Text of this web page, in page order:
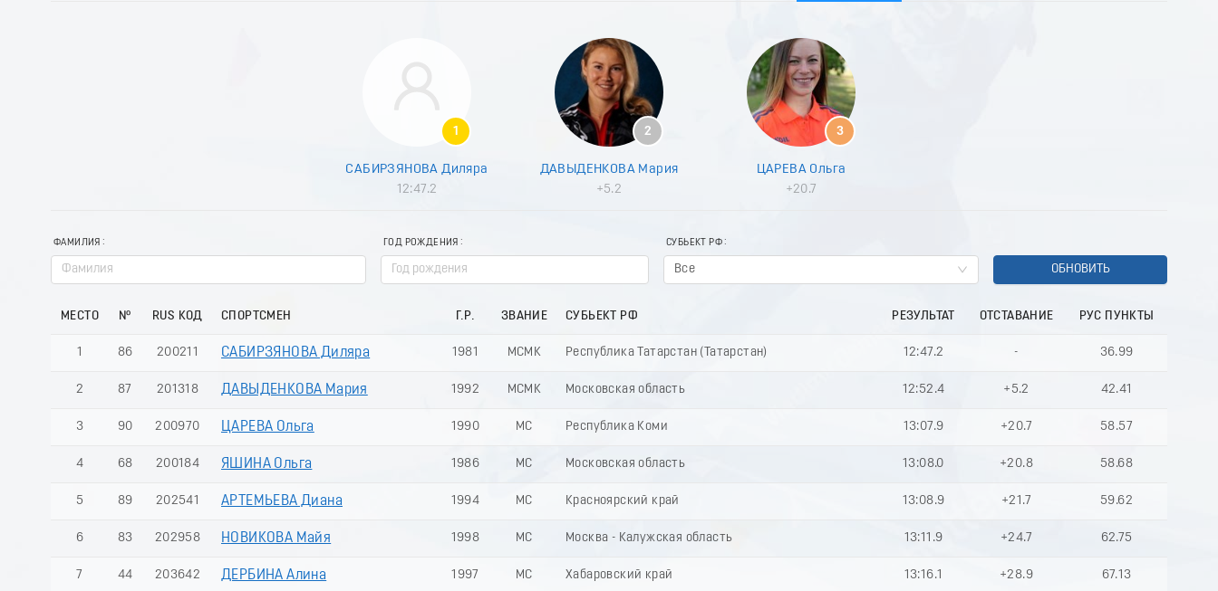
9
1
1
САБИРЗЯНОВА Диляра
12:47.2
2
ДАВЫДЕНКОВА Мария
+5.2
3
ЦАРЕВА Ольга
+20.7
ФАМИЛИЯ ГОД РОЖДЕНИЯ СУБЬЕКТ РФ
Все ОБНОВИТЬ
МЕСТО № RUS КОД СПОРТСМЕН Г.Р. ЗВАНИЕ СУБЬЕКТ РФ РЕЗУЛЬТАТ ОТСТАВАНИЕ РУС ПУНКТЫ
1 86 200211 САБИРЗЯНОВА Диляра 1981 МСМК Республика Татарстан (Татарстан) 12:47.2 - 36.99
2 87 201318 ДАВЫДЕНКОВА Мария 1992 МСМК Московская область 12:52.4 +5.2 42.41
3 90 200970 ЦАРЕВА Ольга 1990 МС Республика Коми 13:07.9 +20.7 58.57
4 68 200184 ЯШИНА Ольга 1986 МС Московская область 13:08.0 +20.8 58.68
5 89 202541 АРТЕМЬЕВА Диана 1994 МС Красноярский край 13:08.9 +21.7 59.62
6 83 202958 НОВИКОВА Майя 1998 МС Москва - Калужская область 13:11.9 +24.7 62.75
7 44 203642 ДЕРБИНА Алина 1997 МС Хабаровский край 13:16.1 +28.9 67.13